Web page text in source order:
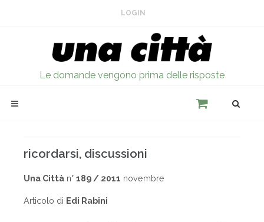
LOGIN
Le domande vengono prima delle risposte
ricordarsi, discussioni
Una Città n° 189 / 2011 novembre
Articolo di Edi Rabini